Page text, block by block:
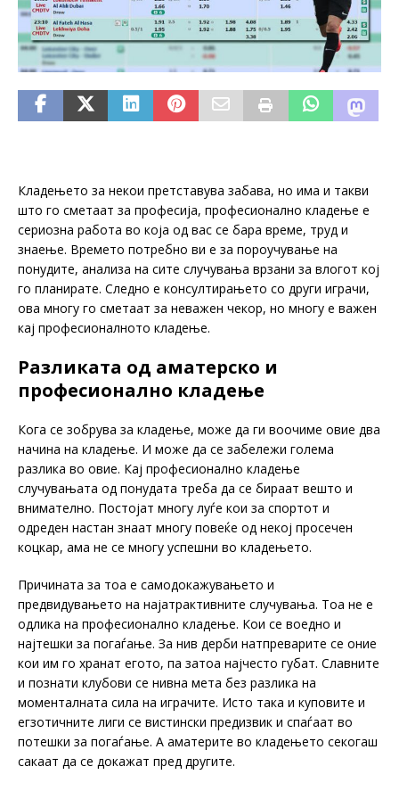
Кладењето за некои претставува забава, но има и такви
што го сметаат за професија, професионално кладење е
сериозна работа во која од вас се бара време, труд и
знаење. Времето потребно ви е за пороучување на
понудите, анализа на сите случувања врзани за влогот кој
го планирате. Следно е консултирањето со други играчи,
ова многу го сметаат за неважен чекор, но многу е важен
кај професионалното кладење.
Разликата од аматерско и
професионално кладење
Кога се зобрува за кладење, може да ги воочиме овие два
начина на кладење. И може да се забележи голема
разлика во овие. Кај професионално кладење
случувањата од понудата треба да се бираат вешто и
внимателно. Постојат многу луѓе кои за спортот и
одреден настан знаат многу повеќе од некој просечен
коцкар, ама не се многу успешни во кладењето.
Причината за тоа е самодокажувањето и
предвидувањето на најатрактивните случувања. Тоа не е
одлика на професионално кладење. Кои се воедно и
најтешки за погаѓање. За нив дерби натпреварите се оние
кои им го хранат егото, па затоа најчесто губат. Славните
и познати клубови се нивна мета без разлика на
моменталната сила на играчите. Исто така и куповите и
егзотичните лиги се вистински предизвик и спаѓаат во
потешки за погаѓање. А аматерите во кладењето секогаш
сакаат да се докажат пред другите.